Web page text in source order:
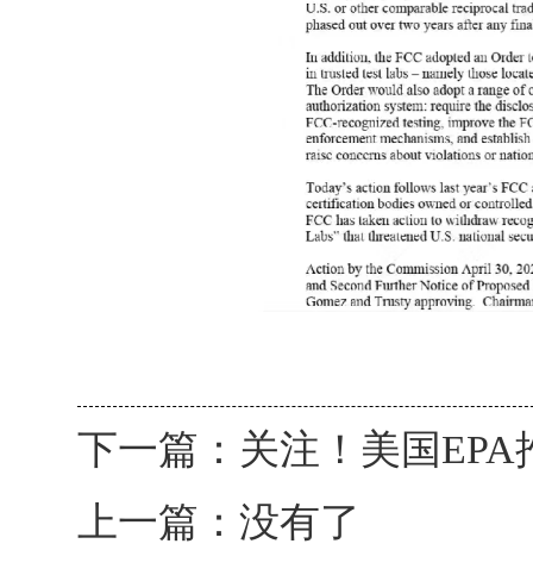
下一篇： 关注！美国EPA
上一篇：没有了